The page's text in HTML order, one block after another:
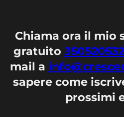
Chiama ora il mio
gratuito
mail a
sapere come
prossimi